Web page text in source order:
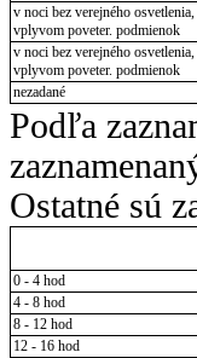
v noci bez verejného
vplyvom poveter. podmienok
v noci bez verejného
vplyvom poveter. podmienok
nezadané
Podľa
Ostatné sú
0 - 4 hod
4 - 8 hod
8 - 12 hod
12 - 16 hod